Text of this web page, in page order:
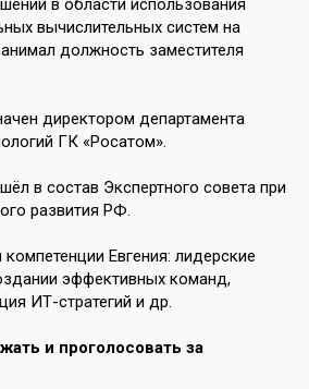
в области использования
вычислительных систем на
должность заместителя
директором департамента
ГК «Росатом».
в состав Экспертного совета при
развития РФ.
Евгения: лидерские
эффективных команд,
ИТ-стратегий и др.
и проголосовать за